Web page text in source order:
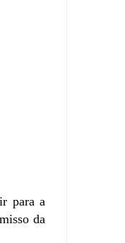
para a
da